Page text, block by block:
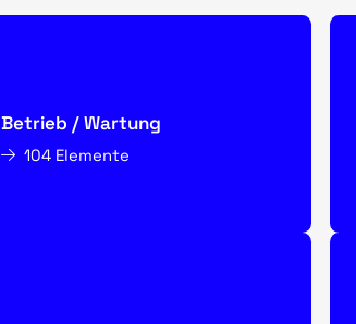
Betrieb / Wartung
104 Elemente